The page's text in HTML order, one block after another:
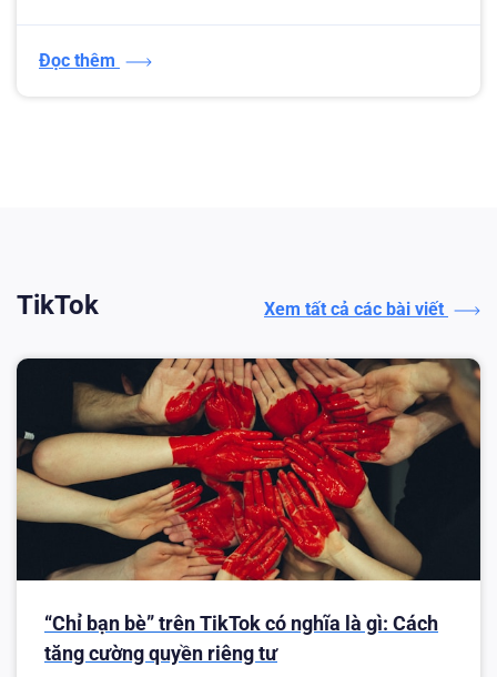
Đọc thêm
TikTok Xem tất cả các bài viết
“Chỉ bạn bè” trên TikTok có nghĩa là gì: Cách
tăng cường quyền riêng tư